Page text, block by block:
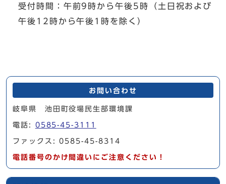
受付時間：午前9時から午後5時（土日祝および
午後12時から午後1時を除く）
お問い合わせ
岐阜県 池田町役場民生部環境課
電話: 0585-45-3111
ファックス: 0585-45-8314
電話番号のかけ間違いにご注意ください！